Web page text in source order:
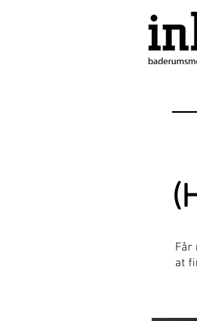
Får
at